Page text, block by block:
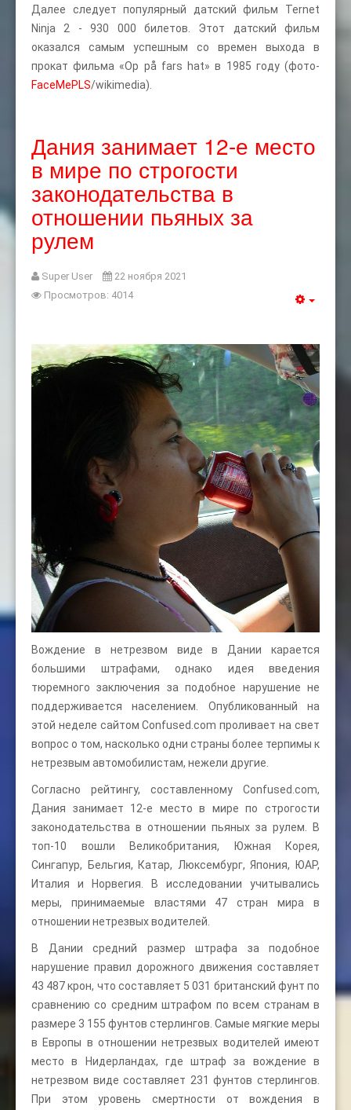
Далее следует популярный датский фильм Ternet
Ninja 2 - 930 000 билетов. Этот датский фильм
оказался самым успешным со времен выхода в
прокат фильма «Op på fars hat» в 1985 году (фото-
FaceMePLS/wikimedia).
Дания занимает 12-е место
в мире по строгости
законодательства в
отношении пьяных за
рулем
Super User
22 ноября 2021
Просмотров: 4014
Вождение в нетрезвом виде в Дании карается
большими штрафами, однако идея введения
тюремного заключения за подобное нарушение не
поддерживается населением. Опубликованный на
этой неделе сайтом Confused.com проливает на свет
вопрос о том, насколько одни страны более терпимы к
нетрезвым автомобилистам, нежели другие.
Согласно рейтингу, составленному Confused.com,
Дания занимает 12-е место в мире по строгости
законодательства в отношении пьяных за рулем. В
топ-10 вошли Великобритания, Южная Корея,
Сингапур, Бельгия, Катар, Люксембург, Япония, ЮАР,
Италия и Норвегия. В исследовании учитывались
меры, принимаемые властями 47 стран мира в
отношении нетрезвых водителей.
В Дании средний размер штрафа за подобное
нарушение правил дорожного движения составляет
43 487 крон, что составляет 5 031 британский фунт по
сравнению со средним штрафом по всем странам в
размере 3 155 фунтов стерлингов. Самые мягкие меры
в Европы в отношении нетрезвых водителей имеют
место в Нидерландах, где штраф за вождение в
нетрезвом виде составляет 231 фунтов стерлингов.
При этом уровень смертности от вождения в